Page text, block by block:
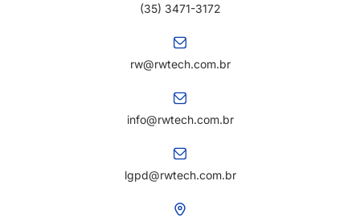
(35) 3471-3172
rw@rwtech.com.br
info@rwtech.com.br
lgpd@rwtech.com.br